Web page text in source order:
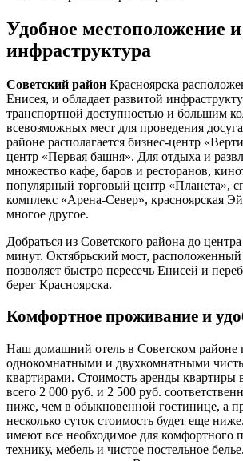
Удобное местоположение
инфраструктура
Советский район Красноярска
Енисея, и обладает развитой
транспортной доступностью и большим
всевозможных мест для проведения
районе располагается бизнес-центр
центр «Первая башня». Для отдыха и
множество кафе, баров и ресторанов,
популярный торговый центр «Планета»,
комплекс «Арена-Север», красноярская
многое другое.
Добраться из Советского района до
минут. Октябрьский мост, расположенный
позволяет быстро пересечь Енисей и
берег Красноярска.
Комфортное проживание и
Наш домашний отель в Советском районе
однокомнатными и двухкомнатными
квартирами. Стоимость аренды квартиры
всего 2 000 руб. и 2 500 руб.
ниже, чем в обыкновенной гостинице, а
несколько суток стоимость будет еще
имеют все необходимое для комфортного
технику, мебель и чистое постельное